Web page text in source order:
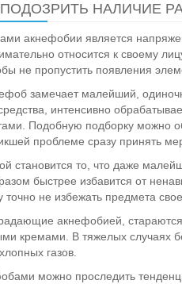
НАЛИЧИЕ
акнефобии является
относится к своему
не пропустить появления
замечает малейший,
интенсивно
Подобную подборку можно
проблеме сразу принять
становится то, что даже
быстрее избавится от
точно не избежать предмета
акнефобией, стараются
кремами. В тяжелых случаях
газов.
можно проследить